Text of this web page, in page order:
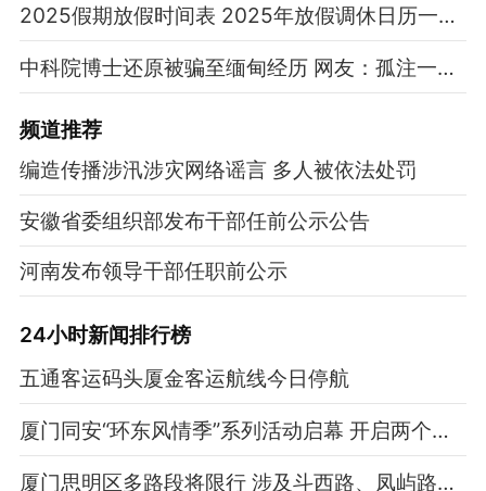
2025假期放假时间表 2025年放假调休日历一览表
中科院博士还原被骗至缅甸经历 网友：孤注一掷现实版
频道推荐
编造传播涉汛涉灾网络谣言 多人被依法处罚
安徽省委组织部发布干部任前公示公告
河南发布领导干部任职前公示
24小时新闻排行榜
五通客运码头厦金客运航线今日停航
厦门同安“环东风情季”系列活动启幕 开启两个月狂欢
厦门思明区多路段将限行 涉及斗西路、凤屿路、美湖路等